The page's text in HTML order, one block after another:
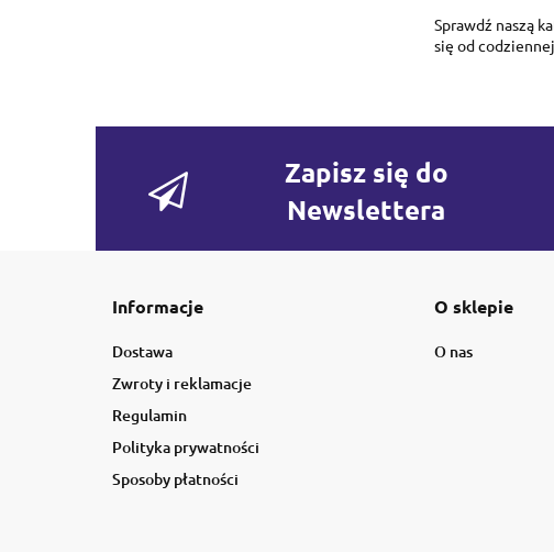
Sprawdź naszą
się od
Zapisz się do
Newslettera
Informacje
Dostawa
Zwroty i reklamacje
Regulamin
Polityka prywatności
Sposoby płatności
O sklepie
O nas